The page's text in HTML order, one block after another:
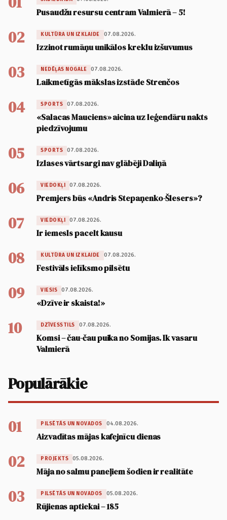
Pusaudžu resursu centram Valmierā – 5!
02 KULTŪRA UN IZKLAIDE 07.08.2026.
Izzinot rumāņu unikālos kreklu izšuvumus
03 NEDĒĻAS NOGALE 07.08.2026.
Laikmetīgās mākslas izstāde Strenčos
04 SPORTS 07.08.2026.
«Salacas Mauciens» aicina uz leģendāru nakts
piedzīvojumu
05 SPORTS 07.08.2026.
Izlases vārtsargi nav glābēji Daliņā
06 VIEDOKĻI 07.08.2026.
Premjers būs «Andris Stepaņenko-Šlesers»?
07 VIEDOKĻI 07.08.2026.
Ir iemesls pacelt kausu
08 KULTŪRA UN IZKLAIDE 07.08.2026.
Festivāls ielīksmo pilsētu
09 VIESIS 07.08.2026.
«Dzīve ir skaista!»
10 DZĪVESSTILS 07.08.2026.
Komsi – čau-čau puika no Somijas. Ik vasaru
Valmierā
Populārākie
01 PILSĒTĀS UN NOVADOS 04.08.2026.
Aizvadītas mājas kafejnīcu dienas
02 PROJEKTS 05.08.2026.
Māja no salmu paneļiem šodien ir realitāte
03 PILSĒTĀS UN NOVADOS 05.08.2026.
Rūjienas aptiekai – 185